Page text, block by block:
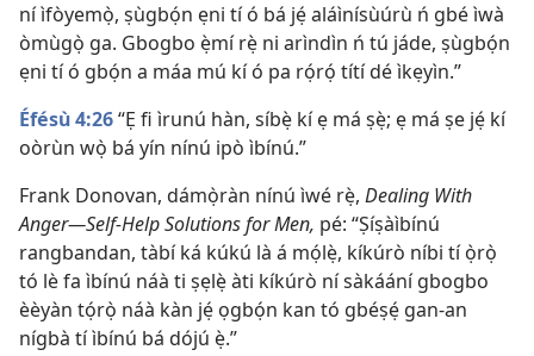
ní ìfòyemọ̀, ṣùgbọ́n ẹni tí ó bá jẹ́ aláìnísùúrù ń gbé ìwà
òmùgọ̀ ga. Gbogbo ẹ̀mí rẹ̀ ni arìndìn ń tú jáde, ṣùgbọ́n
ẹni tí ó gbọ́n a máa mú kí ó pa rọ́rọ́ títí dé ìkẹyìn.”
Éfésù 4:26“Ẹ fi ìrunú hàn, síbẹ̀ kí ẹ má ṣẹ̀; ẹ má ṣe jẹ́ kí
oòrùn wọ̀ bá yín nínú ipò ìbínú.”
Frank Donovan, dámọ̀ràn nínú ìwé rẹ̀, Dealing With
Anger—Self-Help Solutions for Men, pé: “Ṣíṣàìbínú
rangbandan, tàbí ká kúkú là á mọ́lẹ̀, kíkúrò níbi tí ọ̀rọ̀
tó lè fa ìbínú náà ti ṣẹlẹ̀ àti kíkúrò ní sàkáání gbogbo
èèyàn tọ́rọ̀ náà kàn jẹ́ ọgbọ́n kan tó gbéṣẹ́ gan-an
nígbà tí ìbínú bá dójú ẹ̀.”